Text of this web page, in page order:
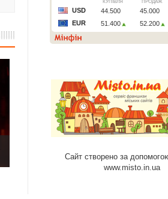
Сайт створено за
www.misto.in.ua